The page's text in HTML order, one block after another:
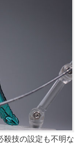
殺技の設定も不明な